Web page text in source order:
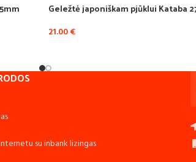
Geležtė japoniškam pjūklui Kataba
21.00€
su inbank lizingas